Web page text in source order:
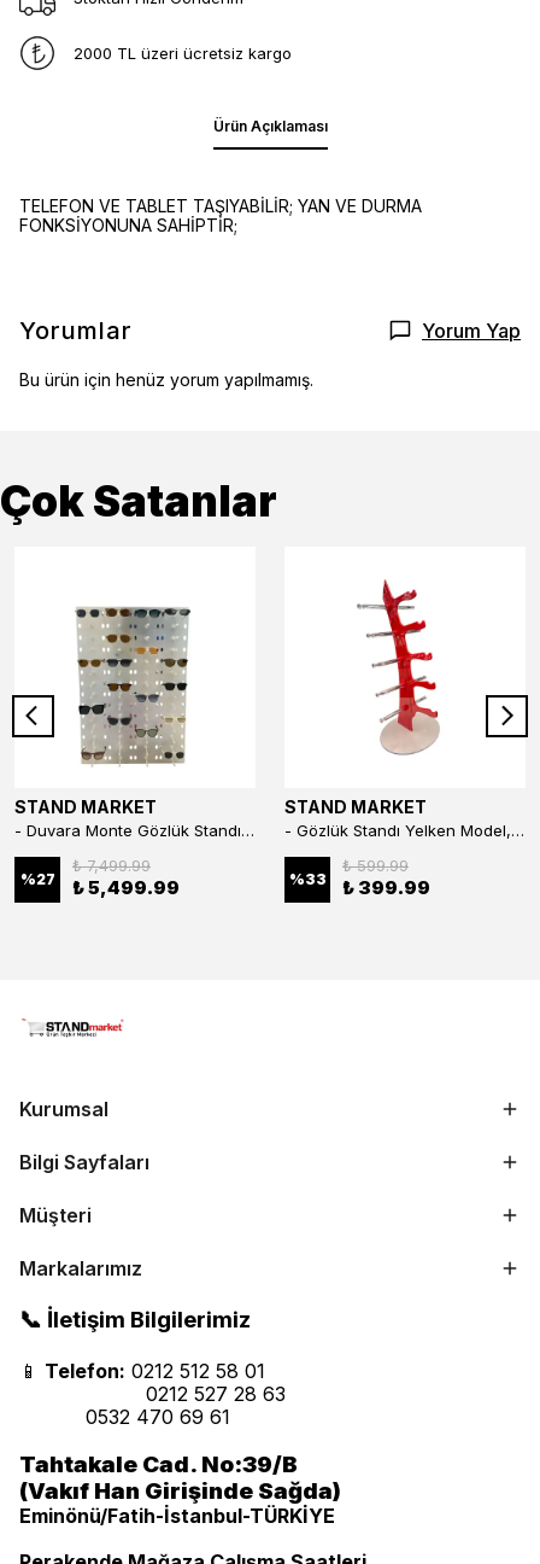
2000 TL üzeri ücretsiz kargo
Ürün Açıklaması
TELEFON VE TABLET TAŞIYABİLİR; YAN VE DURMA
FONKSİYONUNA SAHİPTİR;
Yorumlar Yorum Yap
Bu ürün için henüz yorum yapılmamış.
Çok Satanlar
STAND MARKET
- Duvara Monte Gözlük Standı 56'li Pleksi Glass | 99x67 cm Gözlük Teşhir Standı
%27
₺ 7,499.99
₺ 5,499.99
STAND MARKET
- Gözlük Standı Yelken Model, 5 Gözlük Kapasiteli Standı Kırmızı
%33
₺ 599.99
₺ 399.99
Kurumsal
Bilgi Sayfaları
Müşteri
Markalarımız
📞 İletişim Bilgilerimiz
📱 Telefon: 0212 512 58 01
0212 527 28 63
0532 470 69 61
Tahtakale Cad. No:39/B
(Vakıf Han Girişinde Sağda)
Eminönü/Fatih-İstanbul-TÜRKİYE